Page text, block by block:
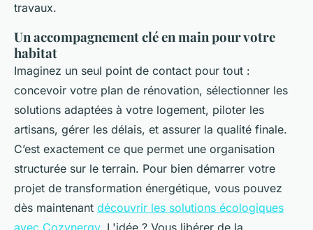
travaux.
Un accompagnement clé en main pour votre
habitat
Imaginez un seul point de contact pour tout :
concevoir votre plan de rénovation, sélectionner les
solutions adaptées à votre logement, piloter les
artisans, gérer les délais, et assurer la qualité finale.
C’est exactement ce que permet une organisation
structurée sur le terrain. Pour bien démarrer votre
projet de transformation énergétique, vous pouvez
dès maintenant découvrir les solutions écologiques